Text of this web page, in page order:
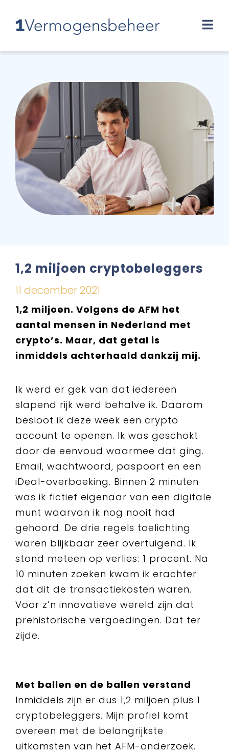
1,2 miljoen cryptobeleggers
11 december 2021
1,2 miljoen. Volgens de AFM het
aantal mensen in Nederland met
crypto’s. Maar, dat getal is
inmiddels achterhaald dankzij mij.
Ik werd er gek van dat iedereen
slapend rijk werd behalve ik. Daarom
besloot ik deze week een crypto
account te openen. Ik was geschokt
door de eenvoud waarmee dat ging.
Email, wachtwoord, paspoort en een
iDeal-overboeking. Binnen 2 minuten
was ik fictief eigenaar van een digitale
munt waarvan ik nog nooit had
gehoord. De drie regels toelichting
waren blijkbaar zeer overtuigend. Ik
stond meteen op verlies: 1 procent. Na
10 minuten zoeken kwam ik erachter
dat dit de transactiekosten waren.
Voor z’n innovatieve wereld zijn dat
prehistorische vergoedingen. Dat ter
zijde.
Met ballen en de ballen verstand
Inmiddels zijn er dus 1,2 miljoen plus 1
cryptobeleggers. Mijn profiel komt
overeen met de belangrijkste
uitkomsten van het AFM-onderzoek.